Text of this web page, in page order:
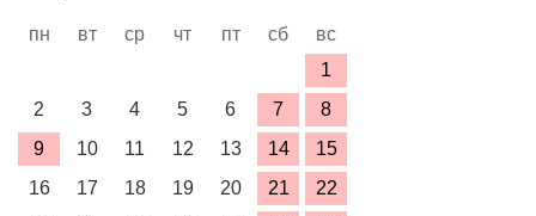
пн вт ср чт пт сб
вс
1
2
3 4 5 6 7
8
9
10 11 12 13 14
15
16
17 18 19 20 21
22